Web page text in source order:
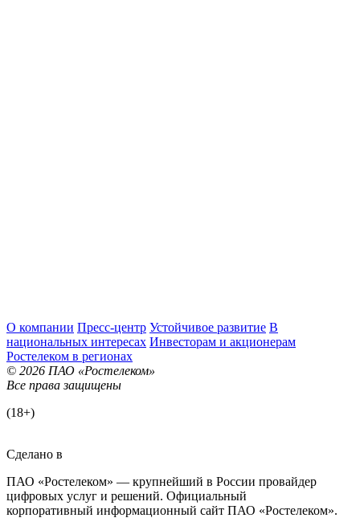
О компании Пресс-центр Устойчивое развитие В
национальных интересах Инвесторам и акционерам
Ростелеком в регионах
© 2026 ПАО «Ростелеком»
Все права защищены
(18+)
Сделано в
ПАО «Ростелеком» — крупнейший в России провайдер
цифровых услуг и решений. Официальный
корпоративный информационный сайт ПАО «Ростелеком».